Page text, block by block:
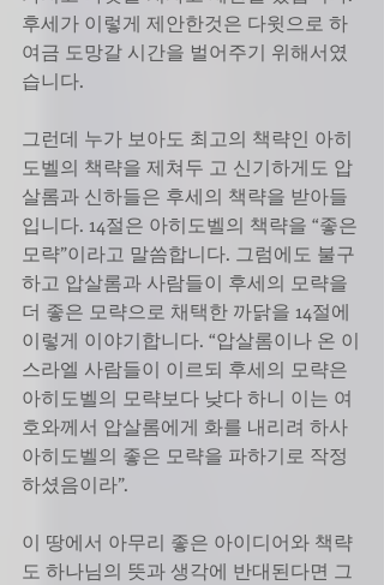
후세가 이렇게 제안한것은 다윗으로 하
여금 도망갈 시간을 벌어주기 위해서였
습니다.
그런데 누가 보아도 최고의 책략인 아히
도벨의 책략을 제쳐두 고 신기하게도 압
살롬과 신하들은 후세의 책략을 받아들
입니다. 14절은 아히도벨의 책략을 “좋은
모략”이라고 말씀합니다. 그럼에도 불구
하고 압살롬과 사람들이 후세의 모략을
더 좋은 모략으로 채택한 까닭을 14절에
이렇게 이야기합니다. “압살롬이나 온 이
스라엘 사람들이 이르되 후세의 모략은
아히도벨의 모략보다 낮다 하니 이는 여
호와께서 압살롬에게 화를 내리려 하사
아히도벨의 좋은 모략을 파하기로 작정
하셨음이라”.
이 땅에서 아무리 좋은 아이디어와 책략
도 하나님의 뜻과 생각에 반대된다면 그